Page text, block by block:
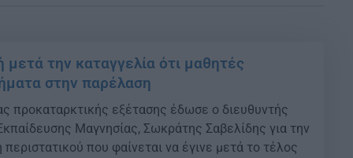
μετά την καταγγελία ότι μαθητές
στην παρέλαση
προκαταρκτικής εξέτασης έδωσε ο διευθυντής
Μαγνησίας, Σωκράτης Σαβελίδης για την
που φαίνεται να έγινε μετά το τέλος